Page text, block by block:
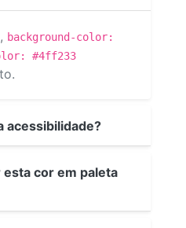
, background-color:
#4ff233
acessibilidade?
cor em paleta